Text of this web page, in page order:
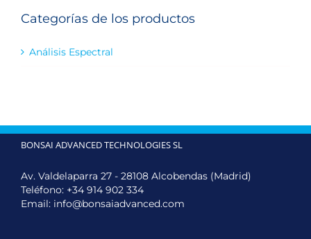
Categorías de los productos
Análisis Espectral
BONSAI ADVANCED TECHNOLOGIES SL
Av. Valdelaparra 27 - 28108 Alcobendas (Madrid)
Teléfono: +34 914 902 334
Email: info@bonsaiadvanced.com